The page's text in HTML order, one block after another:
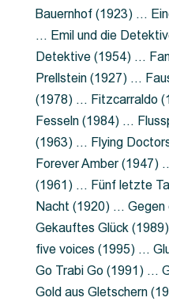
Bauernhof (1923) …
… Emil und die
Detektive (1954) …
Prellstein (1927) …
(1978) … Fitzcarraldo
Fesseln (1984) …
(1963) … Flying
Forever Amber (1947)
(1961) … Fünf letzte
Nacht (1920) …
Gekauftes Glück
five voices (1995) …
Go Trabi Go (1991) …
Gold aus Gletschern